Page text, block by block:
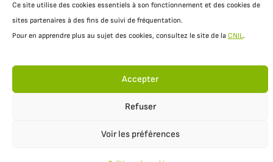
Ce site utilise des cookies essentiels à son fonctionnement et des cookies de
sites partenaires à des fins de suivi de fréquentation.
Pour en apprendre plus au sujet des cookies, consultez le site de la CNIL.
Accepter
Refuser
Voir les préférences
Mentions légales Politique de confidentialité